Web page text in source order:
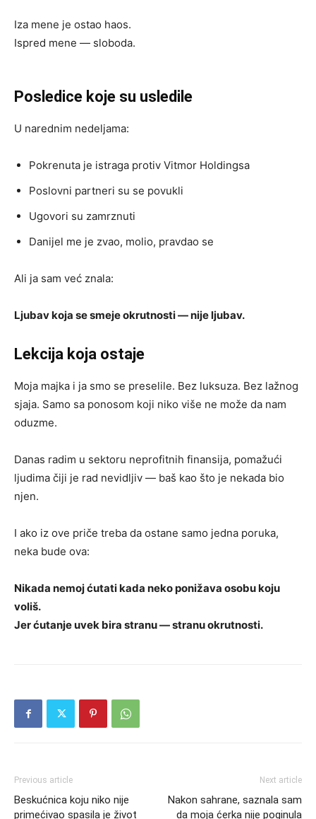
Iza mene je ostao haos.
Ispred mene — sloboda.
Posledice koje su usledile
U narednim nedeljama:
Pokrenuta je istraga protiv Vitmor Holdingsa
Poslovni partneri su se povukli
Ugovori su zamrznuti
Danijel me je zvao, molio, pravdao se
Ali ja sam već znala:
Ljubav koja se smeje okrutnosti — nije ljubav.
Lekcija koja ostaje
Moja majka i ja smo se preselile. Bez luksuza. Bez lažnog
sjaja. Samo sa ponosom koji niko više ne može da nam
oduzme.
Danas radim u sektoru neprofitnih finansija, pomažući
ljudima čiji je rad nevidljiv — baš kao što je nekada bio
njen.
I ako iz ove priče treba da ostane samo jedna poruka,
neka bude ova:
Nikada nemoj ćutati kada neko ponižava osobu koju
voliš.
Jer ćutanje uvek bira stranu — stranu okrutnosti.
Previous article
Beskućnica koju niko nije
primećivao spasila je život
Next article
Nakon sahrane, saznala sam
da moja ćerka nije poginula